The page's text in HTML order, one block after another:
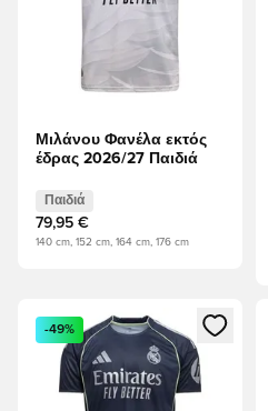
Μιλάνου Φανέλα εκτός
έδρας 2026/27 Παιδιά
Παιδιά
79,95 €
140 cm, 152 cm, 164 cm, 176 cm
Ανοίγει ένα Modal για να
-49%